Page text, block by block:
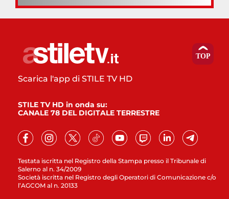
Testata iscritta nel Registro della Stampa presso il Tribunale di
Salerno al n. 34/2009
Società iscritta nel Registro degli Operatori di Comunicazione c/o
l’AGCOM al n. 20133
Scarica l'app di STILE TV HD
STILE TV HD in onda su:
CANALE 78 DEL DIGITALE TERRESTRE